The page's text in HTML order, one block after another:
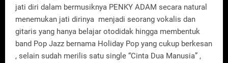
jati diri dalam bermusiknya PENKY ADAM secara natural
menemukan jati dirinya menjadi seorang vokalis dan
gitaris yang hanya belajar otodidak hingga membentuk
band Pop Jazz bernama Holiday Pop yang cukup berkesan
, selain sudah merilis satu single “Cinta Dua Manusia” ,